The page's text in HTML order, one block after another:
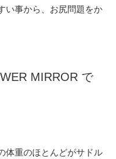
い事から、お尻問題をか
MIRROR で
体重のほとんどがサドル